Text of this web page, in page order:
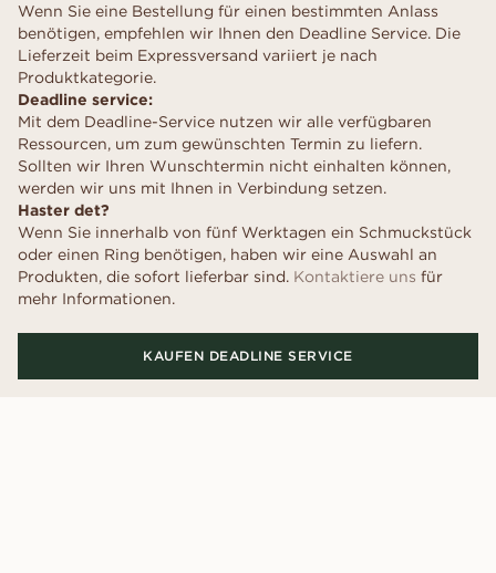
Wenn Sie eine Bestellung für einen bestimmten Anlass
benötigen, empfehlen wir Ihnen den Deadline Service. Die
Lieferzeit beim Expressversand variiert je nach
Produktkategorie.
Deadline service:
Mit dem Deadline-Service nutzen wir alle verfügbaren
Ressourcen, um zum gewünschten Termin zu liefern.
Sollten wir Ihren Wunschtermin nicht einhalten können,
werden wir uns mit Ihnen in Verbindung setzen.
Haster det?
Wenn Sie innerhalb von fünf Werktagen ein Schmuckstück
oder einen Ring benötigen, haben wir eine Auswahl an
Produkten, die sofort lieferbar sind. Kontaktiere uns für
mehr Informationen.
KAUFEN DEADLINE SERVICE